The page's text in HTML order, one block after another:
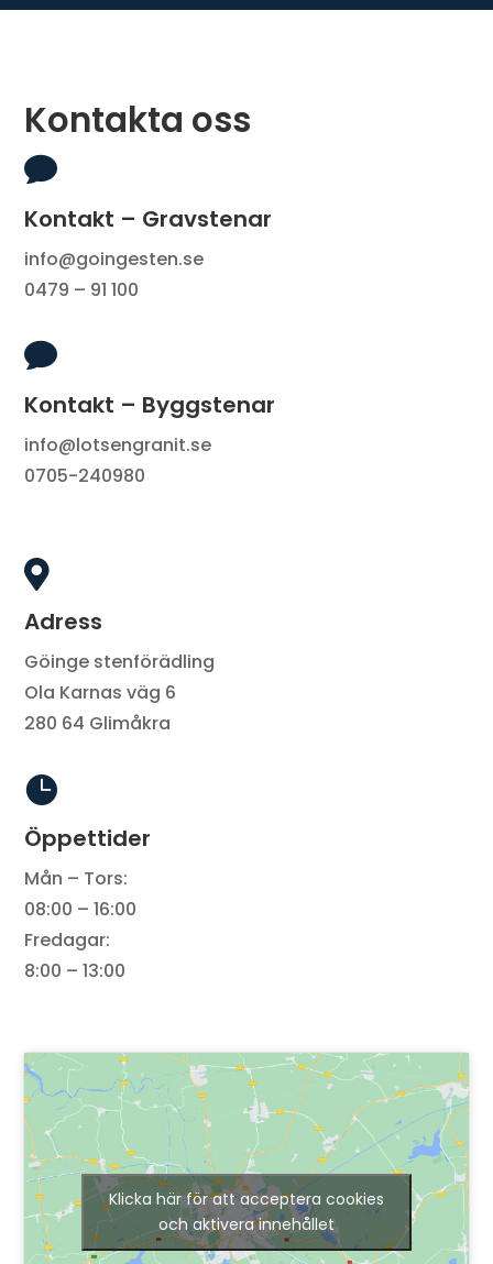
Kontakta oss

Kontakt – Gravstenar
info@goingesten.se
0479 – 91 100

Kontakt – Byggstenar
info@lotsengranit.se
0705-240980

Adress
Göinge stenförädling
Ola Karnas väg 6
280 64 Glimåkra

Öppettider
Mån – Tors:
08:00 – 16:00
Fredagar:
8:00 – 13:00
Klicka här för att acceptera cookies
och aktivera innehållet